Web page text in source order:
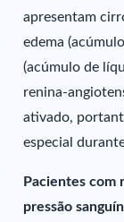
apresentam
edema
(acúmulo de
renina-
ativado,
especial
Pacientes com
pressão